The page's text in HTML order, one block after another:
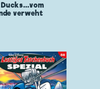
Ducks...vom
verweht